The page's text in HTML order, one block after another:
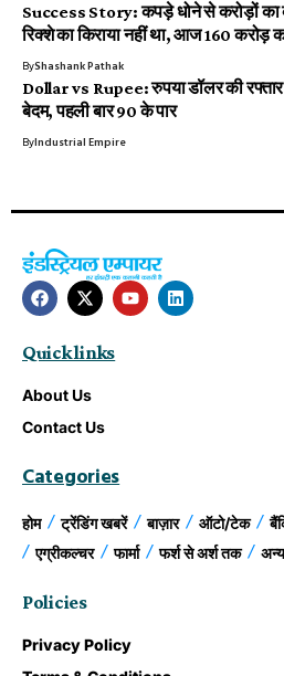
Success Story: कपड़े धोने से करोड़ों का
रिक्शे का किराया नहीं था, आज 160 करोड़
ByShashank Pathak
Dollar vs Rupee: रुपया डॉलर की
बेदम, पहली बार 90 के पार
ByIndustrial Empire
Quick links
About Us
Contact Us
Categories
होम ट्रेंडिंग खबरें बाज़ार ऑटो/टेक
एग्रीकल्चर
फार्मा फर्श से अर्श तक अन्य
Policies
Privacy Policy